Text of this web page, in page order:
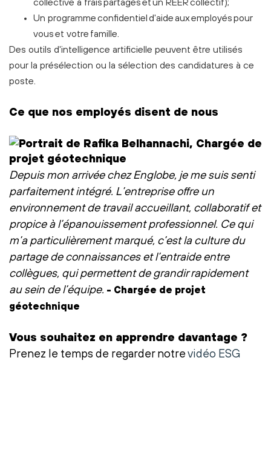
Un programme confidentiel d'aide aux employés pour
vous et votre famille.
Des outils d'intelligence artificielle peuvent être utilisés
pour la présélection ou la sélection des candidatures à ce
poste.
Ce que nos employés disent de nous
Depuis mon arrivée chez Englobe, je me suis senti
parfaitement intégré. L’entreprise offre un
environnement de travail accueillant, collaboratif et
propice à l’épanouissement professionnel. Ce qui
m’a particulièrement marqué, c’est la culture du
partage de connaissances et l’entraide entre
collègues, qui permettent de grandir rapidement
au sein de l’équipe. - Chargée de projet
géotechnique
Vous souhaitez en apprendre davantage ?
Prenez le temps de regarder notrevidéo ESG